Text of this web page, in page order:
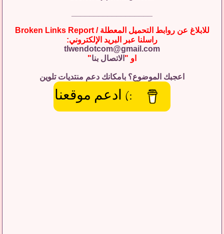
للابلاغ عن روابط التحميل المعطلة / Broken Links Report
راسلنا عبر البريد الإلكتروني:
tlwendotcom@gmail.com
او " الاتصال بنا"
اعجبك الموضوع؟ بامكانك دعم منتديات تلوين
:) ادعم موقعنا